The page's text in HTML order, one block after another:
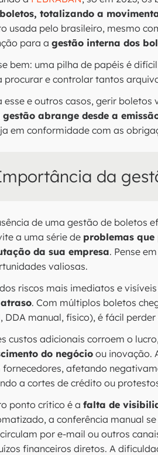
totalizando a
usada pelo brasileiro, mesmo
para a gestão interna dos
bem: uma pilha de papéis é
procurar e controlar tantos
esse e outros casos, gerir
gestão abrange desde a
em conformidade com as
da
de uma gestão de boletos
a uma série de problemas
da sua empresa. Pense
valiosas.
riscos mais imediatos e
. Com múltiplos boletos
DDA manual, físico), é fácil
custos adicionais corroem o lucro,
do negócioou inovação.
fornecedores, afetando
a cortes de crédito ou
ponto crítico é a falta de
a conferência manual
por e-mail ou outros
financeiros diretos. A